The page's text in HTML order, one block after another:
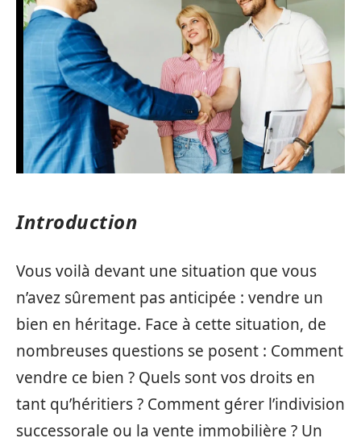
Introduction
Vous voilà devant une situation que vous
n’avez sûrement pas anticipée : vendre un
bien en héritage. Face à cette situation, de
nombreuses questions se posent : Comment
vendre ce bien ? Quels sont vos droits en
tant qu’héritiers ? Comment gérer l’indivision
successorale ou la vente immobilière ? Un